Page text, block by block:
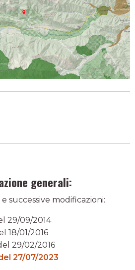
generali:
successive modificazioni:
29/09/2014
18/01/2016
29/02/2016
27/07/2023